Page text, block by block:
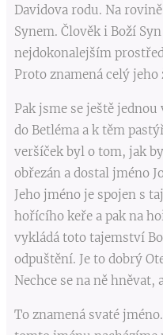
Davidova rodu. Na
Synem. Člověk i Boží
nejdokonalejším
Proto znamená celý
Pak jsme se ještě
do Betléma a k těm
veršíček byl o tom, jak
obřezán a dostal jméno
Jeho jméno je spojen s
hořícího keře a pak na
vykládá toto tajemství
odpuštění. Je to dobrý
Nechce se na ně
To znamená svaté